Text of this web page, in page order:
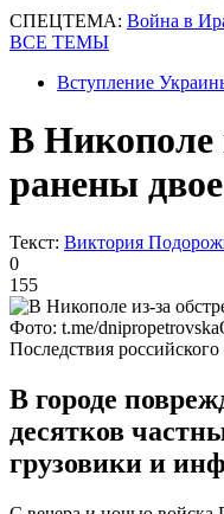
СПЕЦТЕМА: Война в
ВСЕ ТЕМЫ
Вступление
В Никополе
ранены
Текст: Виктория
0
155
Фото: t.me/
Последствия
В городе
десятков
грузовики и